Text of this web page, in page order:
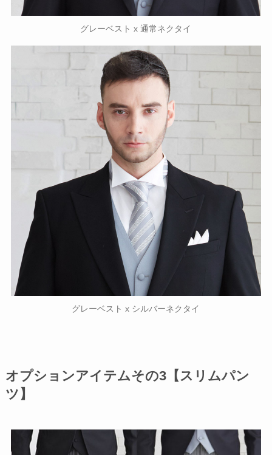
グレーベスト x 通常ネクタイ
グレーベスト x シルバーネクタイ
オプションアイテムその3【スリムパン
ツ】